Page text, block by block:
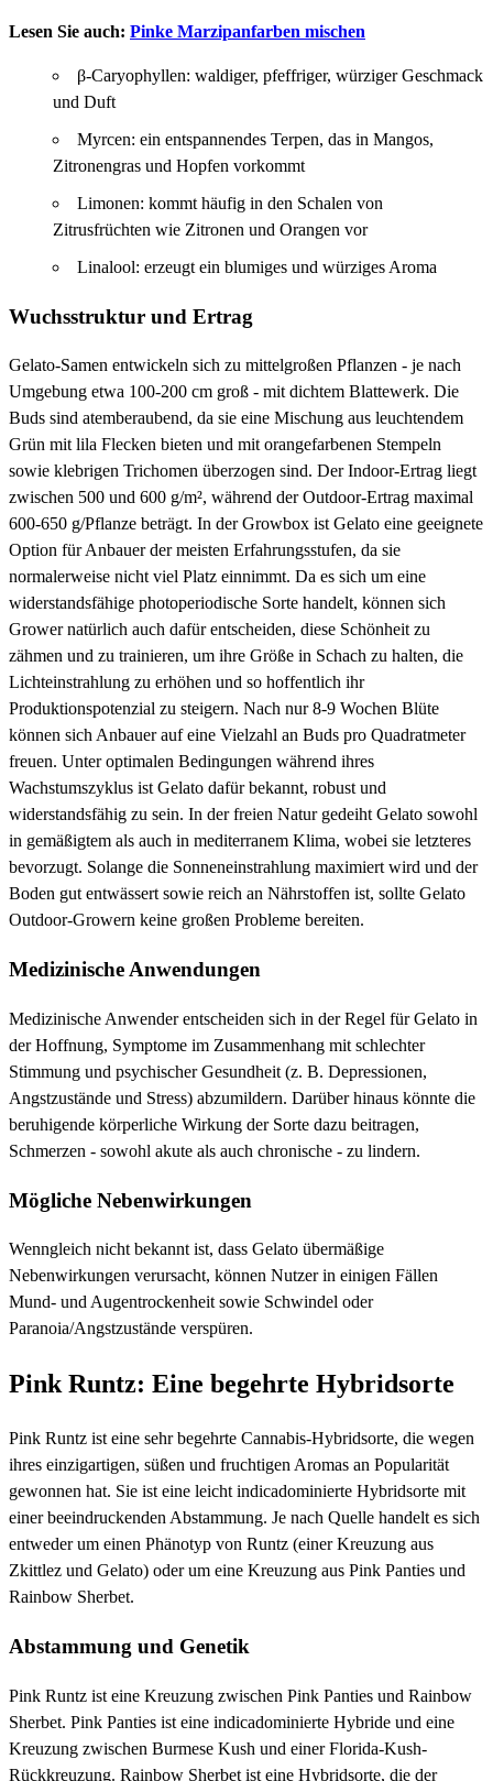
Lesen Sie auch: Pinke Marzipanfarben mischen
β-Caryophyllen: waldiger, pfeffriger, würziger Geschmack
und Duft
Myrcen: ein entspannendes Terpen, das in Mangos,
Zitronengras und Hopfen vorkommt
Limonen: kommt häufig in den Schalen von
Zitrusfrüchten wie Zitronen und Orangen vor
Linalool: erzeugt ein blumiges und würziges Aroma
Wuchsstruktur und Ertrag
Gelato-Samen entwickeln sich zu mittelgroßen Pflanzen - je nach
Umgebung etwa 100-200 cm groß - mit dichtem Blattewerk. Die
Buds sind atemberaubend, da sie eine Mischung aus leuchtendem
Grün mit lila Flecken bieten und mit orangefarbenen Stempeln
sowie klebrigen Trichomen überzogen sind. Der Indoor-Ertrag liegt
zwischen 500 und 600 g/m², während der Outdoor-Ertrag maximal
600-650 g/Pflanze beträgt. In der Growbox ist Gelato eine geeignete
Option für Anbauer der meisten Erfahrungsstufen, da sie
normalerweise nicht viel Platz einnimmt. Da es sich um eine
widerstandsfähige photoperiodische Sorte handelt, können sich
Grower natürlich auch dafür entscheiden, diese Schönheit zu
zähmen und zu trainieren, um ihre Größe in Schach zu halten, die
Lichteinstrahlung zu erhöhen und so hoffentlich ihr
Produktionspotenzial zu steigern. Nach nur 8-9 Wochen Blüte
können sich Anbauer auf eine Vielzahl an Buds pro Quadratmeter
freuen. Unter optimalen Bedingungen während ihres
Wachstumszyklus ist Gelato dafür bekannt, robust und
widerstandsfähig zu sein. In der freien Natur gedeiht Gelato sowohl
in gemäßigtem als auch in mediterranem Klima, wobei sie letzteres
bevorzugt. Solange die Sonneneinstrahlung maximiert wird und der
Boden gut entwässert sowie reich an Nährstoffen ist, sollte Gelato
Outdoor-Growern keine großen Probleme bereiten.
Medizinische Anwendungen
Medizinische Anwender entscheiden sich in der Regel für Gelato in
der Hoffnung, Symptome im Zusammenhang mit schlechter
Stimmung und psychischer Gesundheit (z. B. Depressionen,
Angstzustände und Stress) abzumildern. Darüber hinaus könnte die
beruhigende körperliche Wirkung der Sorte dazu beitragen,
Schmerzen - sowohl akute als auch chronische - zu lindern.
Mögliche Nebenwirkungen
Wenngleich nicht bekannt ist, dass Gelato übermäßige
Nebenwirkungen verursacht, können Nutzer in einigen Fällen
Mund- und Augentrockenheit sowie Schwindel oder
Paranoia/Angstzustände verspüren.
Pink Runtz: Eine begehrte Hybridsorte
Pink Runtz ist eine sehr begehrte Cannabis-Hybridsorte, die wegen
ihres einzigartigen, süßen und fruchtigen Aromas an Popularität
gewonnen hat. Sie ist eine leicht indicadominierte Hybridsorte mit
einer beeindruckenden Abstammung. Je nach Quelle handelt es sich
entweder um einen Phänotyp von Runtz (einer Kreuzung aus
Zkittlez und Gelato) oder um eine Kreuzung aus Pink Panties und
Rainbow Sherbet.
Abstammung und Genetik
Pink Runtz ist eine Kreuzung zwischen Pink Panties und Rainbow
Sherbet. Pink Panties ist eine indicadominierte Hybride und eine
Kreuzung zwischen Burmese Kush und einer Florida-Kush-
Rückkreuzung. Rainbow Sherbet ist eine Hybridsorte, die der